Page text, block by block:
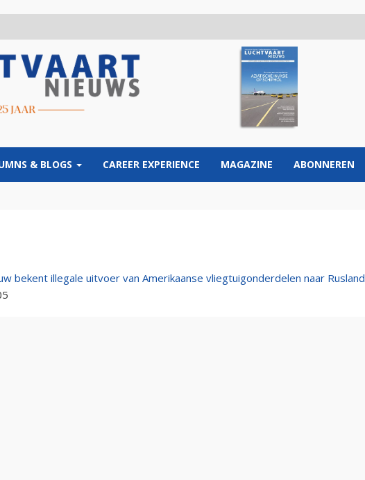
& BLOGS CAREER EXPERIENCE MAGAZINE ABONNEREN
bekent illegale uitvoer van Amerikaanse vliegtuigonderdelen naar Rusland